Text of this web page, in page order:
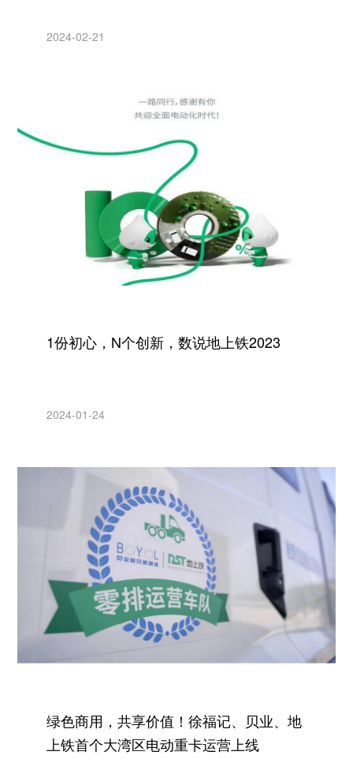
2024-02-21
1份初心，N个创新，数说地上铁2023
2024-01-24
绿色商用，共享价值！徐福记、贝业、地
上铁首个大湾区电动重卡运营上线